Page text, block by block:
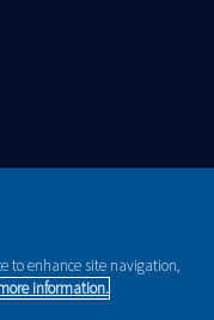
to enhance site navigation,
information.